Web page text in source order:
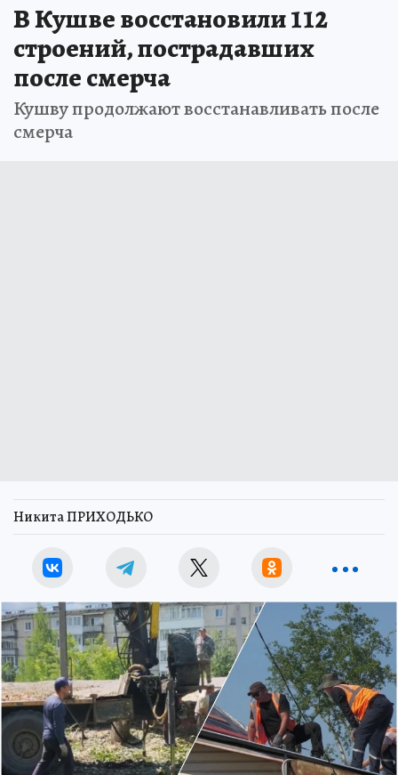
В Кушве восстановили 112
строений, пострадавших
после смерча
Кушву продолжают восстанавливать после
смерча
Никита ПРИХОДЬКО